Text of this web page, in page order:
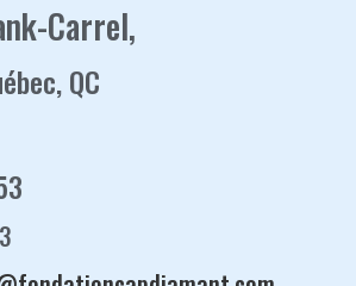
Carrel,
QC